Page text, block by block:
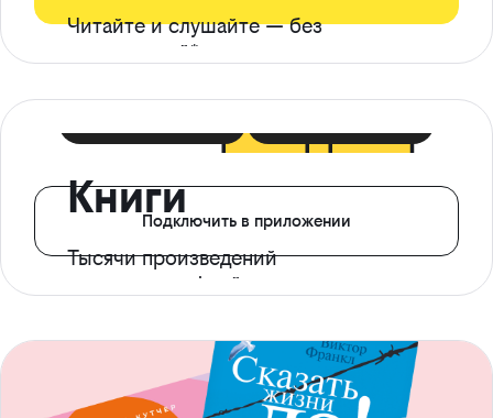
Читайте и слушайте — без
ограничений*
Книги
Тысячи произведений
с доступом офлайн
Подключить в приложении